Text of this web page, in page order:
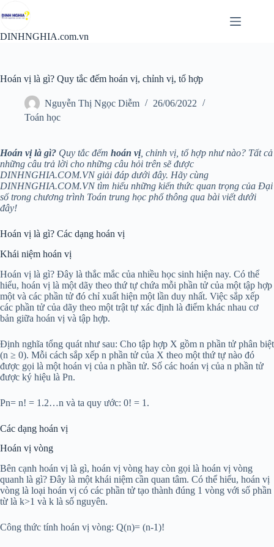
đến
nội
DINHNGHIA.com.vn
Hoán vị là gì? Quy tắc đếm hoán vị, chỉnh vị, tổ hợp
Nguyễn Thị Ngọc Diễm
26/06/2022
Toán học
Hoán vị là gì? Quy tắc đếm hoán vị, chỉnh vị, tổ hợp như nào? Tất cả
những câu trả lời cho những câu hỏi trên sẽ được
DINHNGHIA.COM.VN giải đáp dưới đây. Hãy cùng
DINHNGHIA.COM.VN tìm hiểu những kiến thức quan trọng của Đại
số trong chương trình Toán trung học phổ thông qua bài viết dưới
đây!
Hoán vị là gì? Các dạng hoán vị
Khái niệm hoán vị
Hoán vị là gì? Đây là thắc mắc của nhiều học sinh hiện nay. Có thể
hiểu, hoán vị là một dãy theo thứ tự chứa mỗi phần tử của một tập hợp
một và các phần tử đó chỉ xuất hiện một lần duy nhất. Việc sắp xếp
các phần tử của dãy theo một trật tự xác định là điểm khác nhau cơ
bản giữa hoán vị và tập hợp.
Định nghĩa tổng quát như sau: Cho tập hợp X gồm n phần tử phân biệt
(n ≥ 0). Mỗi cách sắp xếp n phần tử của X theo một thứ tự nào đó
được gọi là một hoán vị của n phần tử. Số các hoán vị của n phần tử
được ký hiệu là Pn.
Pn= n! = 1.2…n và ta quy ước: 0! = 1.
Các dạng hoán vị
Hoán vị vòng
Bên cạnh hoán vị là gì, hoán vị vòng hay còn gọi là hoán vị vòng
quanh là gì? Đây là một khái niệm cần quan tâm. Có thể hiểu, hoán vị
vòng là loại hoán vị có các phần tử tạo thành đúng 1 vòng với số phần
từ là k>1 và k là số nguyên.
Công thức tính hoán vị vòng: Q(n)= (n-1)!